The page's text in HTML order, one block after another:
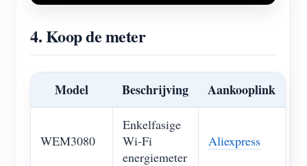
4. Koop de meter
Model Beschrijving Aankooplink
WEM3080
Enkelfasige
Wi-Fi
energiemeter
Aliexpress